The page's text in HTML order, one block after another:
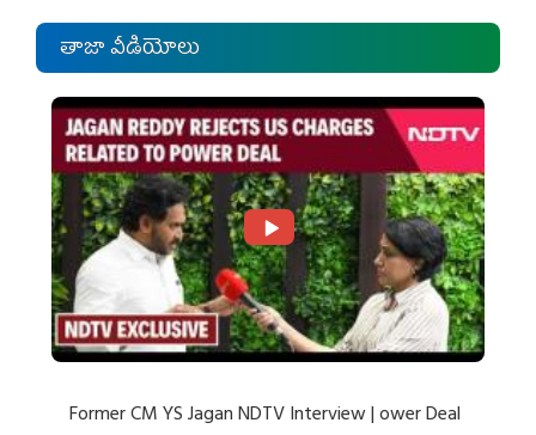
తాజా వీడియోలు
Former CM YS Jagan NDTV Interview | ower Deal